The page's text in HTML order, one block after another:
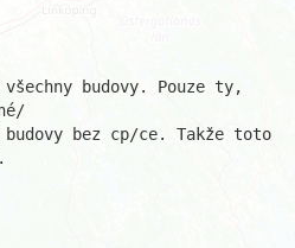
všechny budovy. Pouze ty,
budovy bez cp/ce. Takže toto